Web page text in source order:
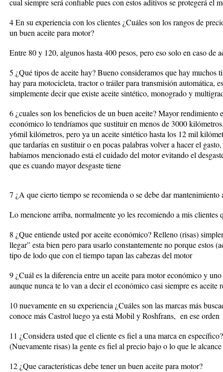
cual siempre será confiable pues con estos aditivos se protegerá el
4 En su experiencia con los clientes ¿Cuáles son los rangos de
un buen aceite para motor?
Entre 80 y 120, algunos hasta 400 pesos, pero eso solo en caso de
5 ¿Qué tipos de aceite hay?Bueno consideramos que hay muchos
hay para motocicleta, tractor o tráiler para transmisión automática,
simplemente decir que existe aceite sintético, monogrado y
6 ¿cuales son los beneficios de un buen aceite?Mayor rendimiento
económico lo tendríamos que sustituir en menos de 3000
y6mil kilómetros, pero ya un aceite sintético hasta los 12 mil
que tardarías en sustituir o en pocas palabras volver a hacer el
habíamos mencionado está el cuidado del motor evitando el
que es cuando mayor desgaste tiene
7 ¿A que cierto tiempo se recomienda o se debe dar
Lo mencione arriba, normalmente yo les recomiendo a mis clientes
8 ¿Que entiende usted por aceite económico? Relleno (risas)
llegar” esta bien pero para usarlo constantemente no porque estos
tipo de lodo que con el tiempo tapan las cabezas del motor
9 ¿Cuál es la diferencia entre un aceite para motor económico y
aunque nunca te lo van a decir el económico casi siempre es aceite
10 nuevamente en su experiencia ¿Cuáles son las marcas más
conoce más Castrol luego ya está Mobil y Roshfrans, en ese orden
11 ¿Considera usted que el cliente es fiel a una marca en
(Nuevamente risas) la gente es fiel al precio bajo o lo que le
12 ¿Que características debe tener un buen aceite para motor?